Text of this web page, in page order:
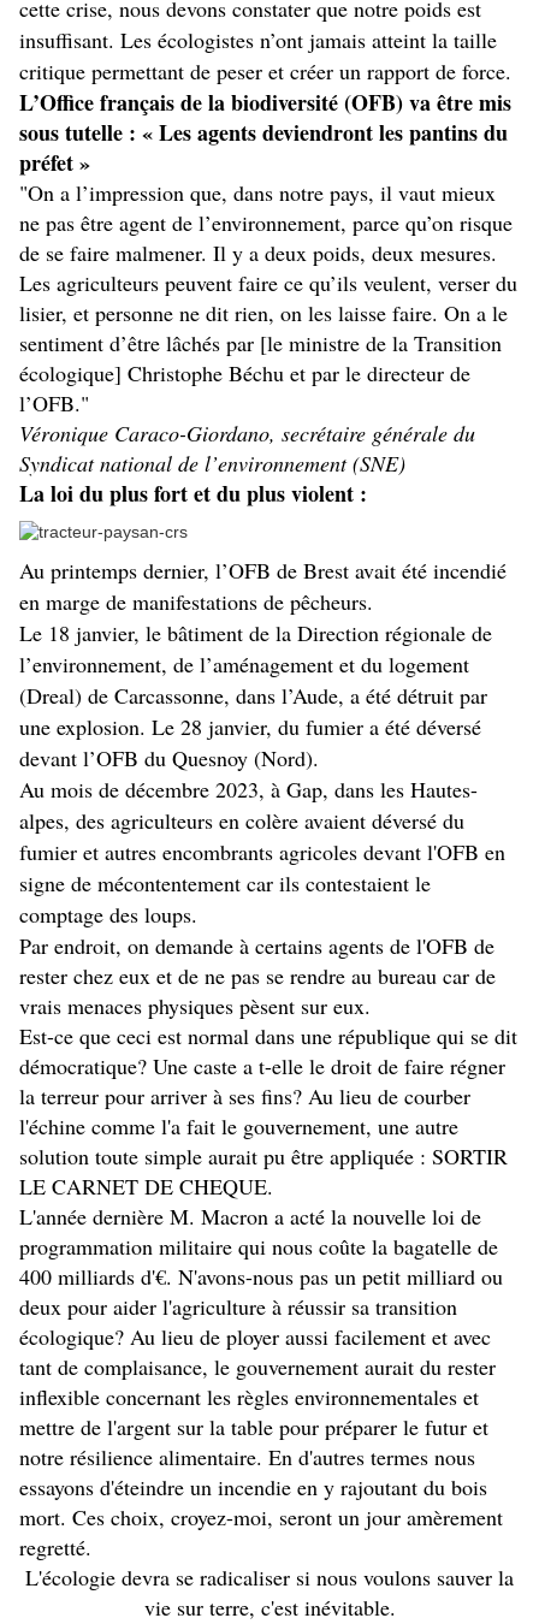
cette crise, nous devons constater que notre poids est
insuffisant. Les écologistes n’ont jamais atteint la taille
critique permettant de peser et créer un rapport de force.
L’Office français de la biodiversité (OFB) va être mis
sous tutelle : « Les agents deviendront les pantins du
préfet »
"On a l’impression que, dans notre pays, il vaut mieux
ne pas être agent de l’environnement, parce qu’on risque
de se faire malmener. Il y a deux poids, deux mesures.
Les agriculteurs peuvent faire ce qu’ils veulent, verser du
lisier, et personne ne dit rien, on les laisse faire. On a le
sentiment d’être lâchés par [le ministre de la Transition
écologique] Christophe Béchu et par le directeur de
l’OFB."
Véronique Caraco-Giordano, secrétaire générale du
Syndicat national de l’environnement (SNE)
La loi du plus fort et du plus violent :
Au printemps dernier, l’OFB de Brest avait été incendié
en marge de manifestations de pêcheurs.
Le 18 janvier, le bâtiment de la Direction régionale de
l’environnement, de l’aménagement et du logement
(Dreal) de Carcassonne, dans l’Aude, a été détruit par
une explosion. Le 28 janvier, du fumier a été déversé
devant l’OFB du Quesnoy (Nord).
Au mois de décembre 2023, à Gap, dans les Hautes-
alpes, des agriculteurs en colère avaient déversé du
fumier et autres encombrants agricoles devant l'OFB en
signe de mécontentement car ils contestaient le
comptage des loups.
Par endroit, on demande à certains agents de l'OFB de
rester chez eux et de ne pas se rendre au bureau car de
vrais menaces physiques pèsent sur eux.
Est-ce que ceci est normal dans une république qui se dit
démocratique? Une caste a t-elle le droit de faire régner
la terreur pour arriver à ses fins? Au lieu de courber
l'échine comme l'a fait le gouvernement, une autre
solution toute simple aurait pu être appliquée : SORTIR
LE CARNET DE CHEQUE.
L'année dernière M. Macron a acté la nouvelle loi de
programmation militaire qui nous coûte la bagatelle de
400 milliards d'€. N'avons-nous pas un petit milliard ou
deux pour aider l'agriculture à réussir sa transition
écologique? Au lieu de ployer aussi facilement et avec
tant de complaisance, le gouvernement aurait du rester
inflexible concernant les règles environnementales et
mettre de l'argent sur la table pour préparer le futur et
notre résilience alimentaire. En d'autres termes nous
essayons d'éteindre un incendie en y rajoutant du bois
mort. Ces choix, croyez-moi, seront un jour amèrement
regretté.
L'écologie devra se radicaliser si nous voulons sauver la
vie sur terre, c'est inévitable.